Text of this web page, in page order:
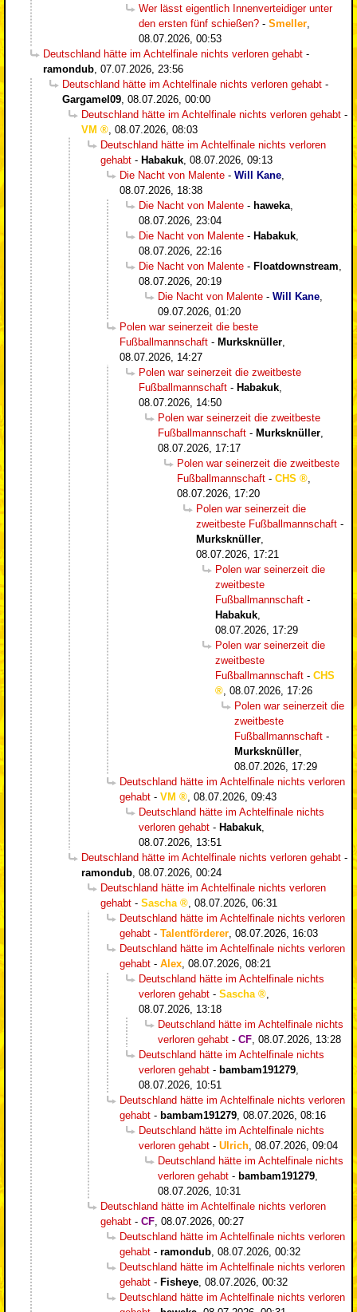
Wer lässt eigentlich Innenverteidiger unter
den ersten fünf schießen? - Smeller
08.07.2026, 00:53
Deutschland hätte im Achtelfinale nichts verloren gehabt -
ramondub 07.07.2026, 23:56
Deutschland hätte im Achtelfinale nichts verloren gehabt -
Gargamel09 08.07.2026, 00:00
Deutschland hätte im Achtelfinale nichts verloren gehabt -
VM
08.07.2026, 08:03
Deutschland hätte im Achtelfinale nichts verloren
gehabt - Habakuk 08.07.2026, 09:13
Die Nacht von Malente - Will Kane
08.07.2026, 18:38
Die Nacht von Malente - haweka
08.07.2026, 23:04
Die Nacht von Malente - Habakuk
08.07.2026, 22:16
Die Nacht von Malente - Floatdownstream
08.07.2026, 20:19
Die Nacht von Malente - Will Kane
09.07.2026, 01:20
Polen war seinerzeit die beste
Fußballmannschaft - Murksknüller
08.07.2026, 14:27
Polen war seinerzeit die zweitbeste
Fußballmannschaft - Habakuk
08.07.2026, 14:50
Polen war seinerzeit die zweitbeste
Fußballmannschaft - Murksknüller
08.07.2026, 17:17
Polen war seinerzeit die zweitbeste
Fußballmannschaft - CHS
08.07.2026, 17:20
Polen war seinerzeit die
zweitbeste Fußballmannschaft -
Murksknüller
08.07.2026, 17:21
Polen war seinerzeit die
zweitbeste
Fußballmannschaft -
Habakuk
08.07.2026, 17:29
Polen war seinerzeit die
zweitbeste
Fußballmannschaft - CHS
08.07.2026, 17:26
Polen war seinerzeit die
zweitbeste
Fußballmannschaft -
Murksknüller
08.07.2026, 17:29
Deutschland hätte im Achtelfinale nichts verloren
gehabt - VM
08.07.2026, 09:43
Deutschland hätte im Achtelfinale nichts
verloren gehabt - Habakuk
08.07.2026, 13:51
Deutschland hätte im Achtelfinale nichts verloren gehabt -
ramondub 08.07.2026, 00:24
Deutschland hätte im Achtelfinale nichts verloren
gehabt - Sascha
08.07.2026, 06:31
Deutschland hätte im Achtelfinale nichts verloren
gehabt - Talentförderer 08.07.2026, 16:03
Deutschland hätte im Achtelfinale nichts verloren
gehabt - Alex 08.07.2026, 08:21
Deutschland hätte im Achtelfinale nichts
verloren gehabt - Sascha
08.07.2026, 13:18
Deutschland hätte im Achtelfinale nichts
verloren gehabt - CF 08.07.2026, 13:28
Deutschland hätte im Achtelfinale nichts
verloren gehabt - bambam191279
08.07.2026, 10:51
Deutschland hätte im Achtelfinale nichts verloren
gehabt - bambam191279 08.07.2026, 08:16
Deutschland hätte im Achtelfinale nichts
verloren gehabt - Ulrich 08.07.2026, 09:04
Deutschland hätte im Achtelfinale nichts
verloren gehabt - bambam191279
08.07.2026, 10:31
Deutschland hätte im Achtelfinale nichts verloren
gehabt - CF 08.07.2026, 00:27
Deutschland hätte im Achtelfinale nichts verloren
gehabt - ramondub 08.07.2026, 00:32
Deutschland hätte im Achtelfinale nichts verloren
gehabt - Fisheye 08.07.2026, 00:32
Deutschland hätte im Achtelfinale nichts verloren